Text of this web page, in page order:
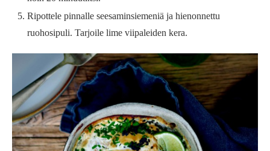
Ripottele pinnalle seesaminsiemeniä ja hienonnettu
ruohosipuli. Tarjoile lime viipaleiden kera.